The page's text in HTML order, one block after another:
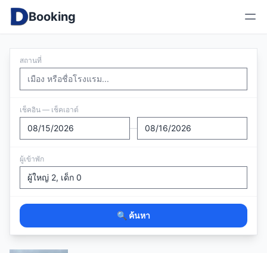
Booking
สถานที่
เช็คอิน — เช็คเอาต์
—
ผู้เข้าพัก
🔍 ค้นหา